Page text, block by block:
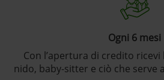
Ogni 6 mesi
Con l’apertura di credito
nido, baby-sitter e ciò che serve